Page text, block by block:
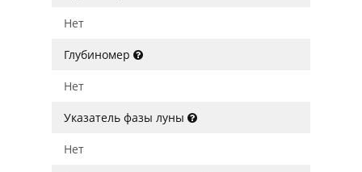
Нет
Глубиномер
Нет
Указатель фазы луны
Нет